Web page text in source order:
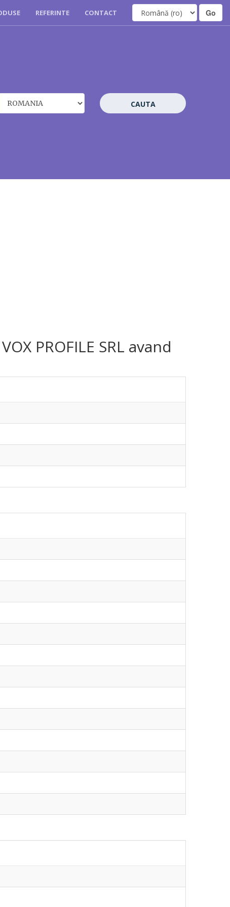
REFERINTE CONTACT
CAUTA
PROFILE SRL avand